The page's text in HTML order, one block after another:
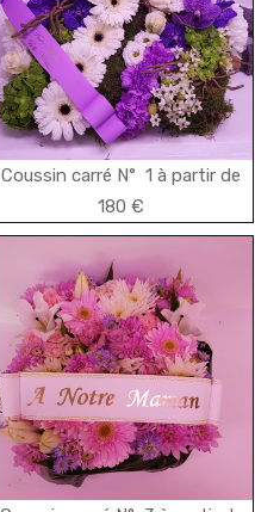
Coussin carré N° 1 à partir de
180 €